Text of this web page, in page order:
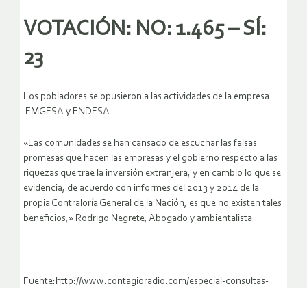
VOTACIÓN: NO: 1.465 – SÍ:
23
Los pobladores se opusieron a las actividades de la empresa
EMGESA y ENDESA.
«Las comunidades se han cansado de escuchar las falsas
promesas que hacen las empresas y el gobierno respecto a las
riquezas que trae la inversión extranjera, y en cambio lo que se
evidencia, de acuerdo con informes del 2013 y 2014 de la
propia Contraloría General de la Nación, es que no existen tales
beneficios,» Rodrigo Negrete, Abogado y ambientalista
Fuente:http://www.contagioradio.com/especial-consultas-